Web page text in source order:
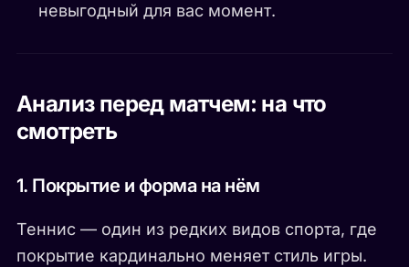
невыгодный для вас момент.
Анализ перед матчем: на что
смотреть
1. Покрытие и форма на нём
Теннис — один из редких видов спорта, где
покрытие кардинально меняет стиль игры.